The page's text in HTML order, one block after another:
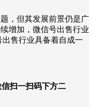
，但其发展前景仍是广
增加，微信号出售行业
售行业具备着自成一
信扫一扫码下方二